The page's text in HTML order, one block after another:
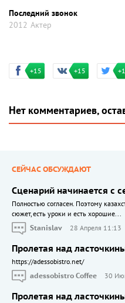
Последний звонок
2012 Актер
+15 +15
Нет комментариев,
СЕЙЧАС ОБСУЖДАЮТ
Сценарий начинается с
Полностью согласен. Поэтому
сюжет, есть уроки и есть хорошие...
Stanislav
28 Апреля 11:13
Пролетая над
https://adessobistro.net/
adessobistro Coffee
30
Пролетая над